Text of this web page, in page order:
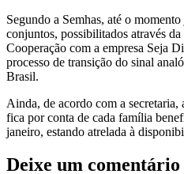
Segundo a Semhas, até o
conjuntos, possibilitados através
Cooperação com a empresa Seja
processo de transição do sinal
Brasil.
Ainda, de acordo com a secretaria,
fica por conta de cada família
janeiro, estando atrelada à
Deixe um comentário